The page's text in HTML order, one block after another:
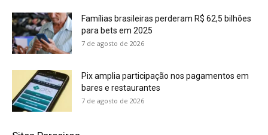
Famílias brasileiras perderam R$ 62,5 bilhões
para bets em 2025
7 de agosto de 2026
Pix amplia participação nos pagamentos em
bares e restaurantes
7 de agosto de 2026